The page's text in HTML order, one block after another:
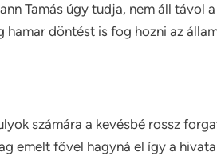
Tamás úgy tudja, nem áll távol
hamar döntést is fog hozni az
számára a kevésbé rossz
emelt fővel hagyná el így a